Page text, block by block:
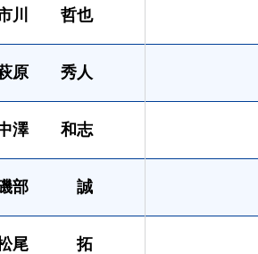
川 哲也
原 秀人
澤 和志
部 誠
尾 拓